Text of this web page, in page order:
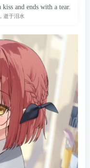
and ends with a tear.
逝于泪水